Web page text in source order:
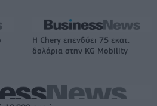
Η Chery επενδύει 75 εκατ.
δολάρια στην KG Mobility